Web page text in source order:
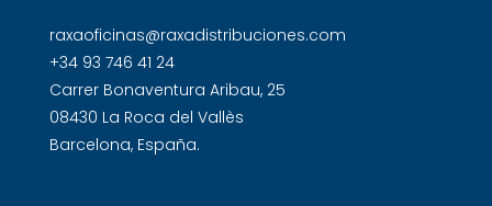
raxaoficinas@raxadistribuciones.com
+34 93 746 41 24
Carrer Bonaventura Aribau, 25
08430 La Roca del Vallès
Barcelona, España.